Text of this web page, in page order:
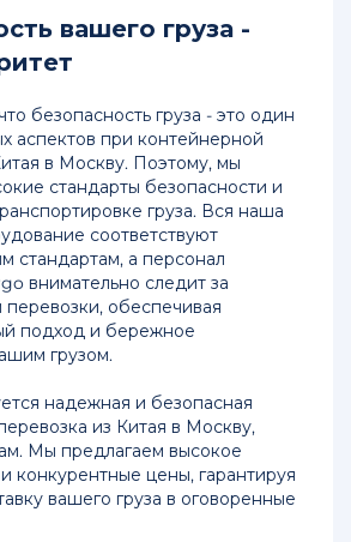
вашего груза -
безопасность груза - это один
аспектов при контейнерной
в Москву. Поэтому, мы
стандарты безопасности и
груза. Вся наша
соответствуют
стандартам, а персонал
внимательно следит за
обеспечивая
подход и бережное
грузом.
надежная и безопасная
из Китая в Москву,
Мы предлагаем высокое
и конкурентные цены, гарантируя
вашего груза в оговоренные